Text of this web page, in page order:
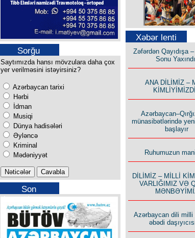
Sorğu
Saytımızda hansı mövzulara daha çox
yer verilməsini istəyirsiniz?
Azərbaycan tarixi
Hərbi
İdman
Musiqi
Dünya hadisələri
Əyləncə
Kriminal
Mədəniyyət
Son
buraxılışımız
Səfər Alışarlı
Uzun yolun
Bu yolda mən
Xəbər lenti
Zəfərdən Qayıdışa
Sonu
ANA DİLİMİZ –
münasibətlərində
başlayır
Ruhumuzun
DİLİMİZ – MİLLİ
VARLIĞIMIZ VƏ
Azərbaycan dili milli
əbədi